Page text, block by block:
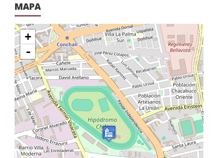
MAPA
+
-